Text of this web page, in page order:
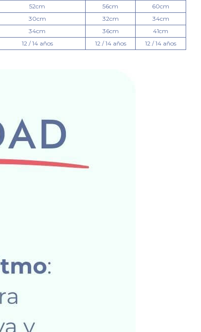
52cm 56cm
60cm
30cm 32cm
34cm
34cm 36cm
41cm
12 / 14 años 12 / 14 años 12 / 14 años